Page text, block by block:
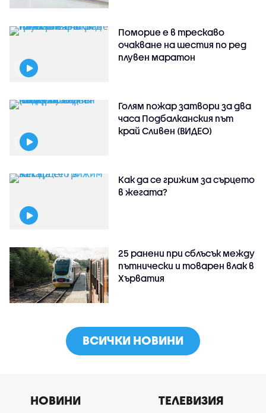
Поморие е в трескаво
очакване на шестия по ред
плувен маратон
Голям пожар затвори за два
часа Подбалканския път
край Сливен (ВИДЕО)
Как да се грижим за сърцето
в жегата?
25 ранени при сблъсък между
пътнически и товарен влак в
Хърватия
ВСИЧКИ НОВИНИ
НОВИНИ ТЕЛЕВИЗИЯ